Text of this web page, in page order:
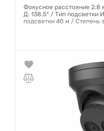
Фокусное расстояние 2.8
Д: 138.5° / Тип подсветки
подсветки 40 м / Степень